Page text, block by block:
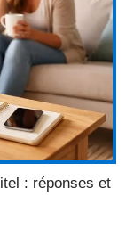
: réponses et